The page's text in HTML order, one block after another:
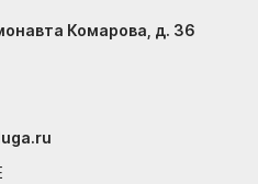
Комарова, д. 36